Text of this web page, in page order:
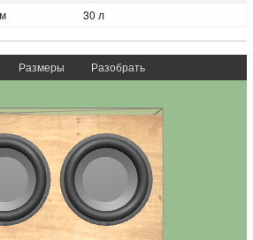
30 л
Размеры Разобрать